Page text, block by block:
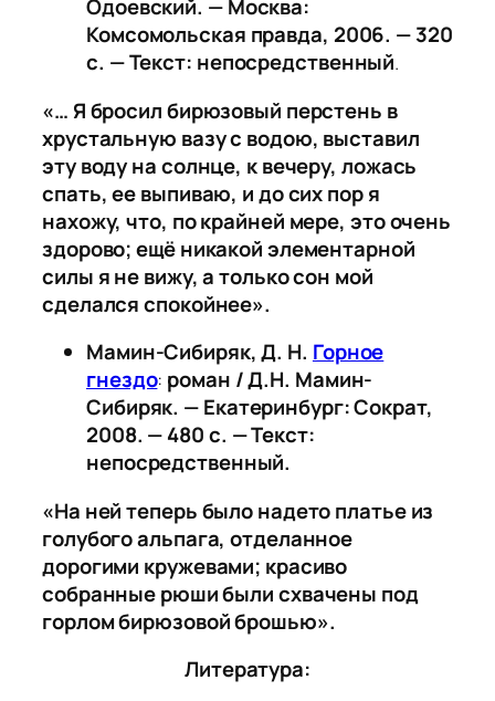
Одоевский. — Москва:
Комсомольская правда, 2006. — 320
с. — Текст: непосредственный.
«… Я бросил бирюзовый перстень в
хрустальную вазу с водою, выставил
эту воду на солнце, к вечеру, ложась
спать, ее выпиваю, и до сих пор я
нахожу, что, по крайней мере, это очень
здорово; ещё никакой элементарной
силы я не вижу, а только сон мой
сделался спокойнее».
Мамин-Сибиряк, Д. Н. Горное
гнездо: роман / Д.Н. Мамин-
Сибиряк. — Екатеринбург: Сократ,
2008. — 480 с. — Текст:
непосредственный.
«На ней теперь было надето платье из
голубого альпага, отделанное
дорогими кружевами; красиво
собранные рюши были схвачены под
горлом бирюзовой брошью».
Литература: